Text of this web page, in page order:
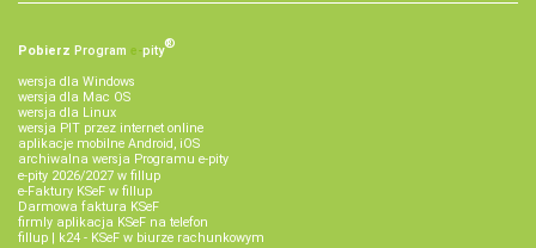
Pobierz Program e‑pity®
wersja dla Windows
wersja dla Mac OS
wersja dla Linux
wersja PIT przez internet online
aplikacje mobilne Android, iOS
archiwalna wersja Programu e-pity
e-pity 2026/2027 w fillup
e‑Faktury KSeF w fillup
Darmowa faktura KSeF
firmly aplikacja KSeF na telefon
fillup | k24 - KSeF w biurze rachunkowym